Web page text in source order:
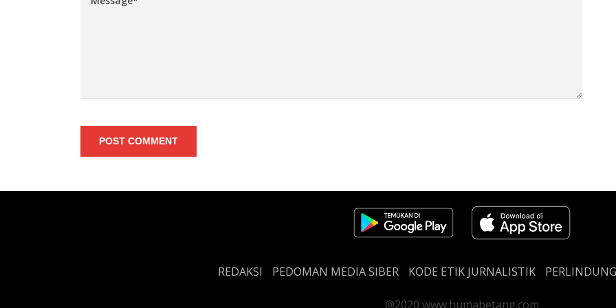
POST COMMENT
REDAKSI PEDOMAN MEDIA SIBER KODE ETIK JURNALISTIK